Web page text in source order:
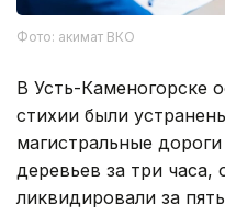
Фото: акимат ВКО
В Усть-Каменогорске
стихии были
магистральные
деревьев за три
ликвидировали за